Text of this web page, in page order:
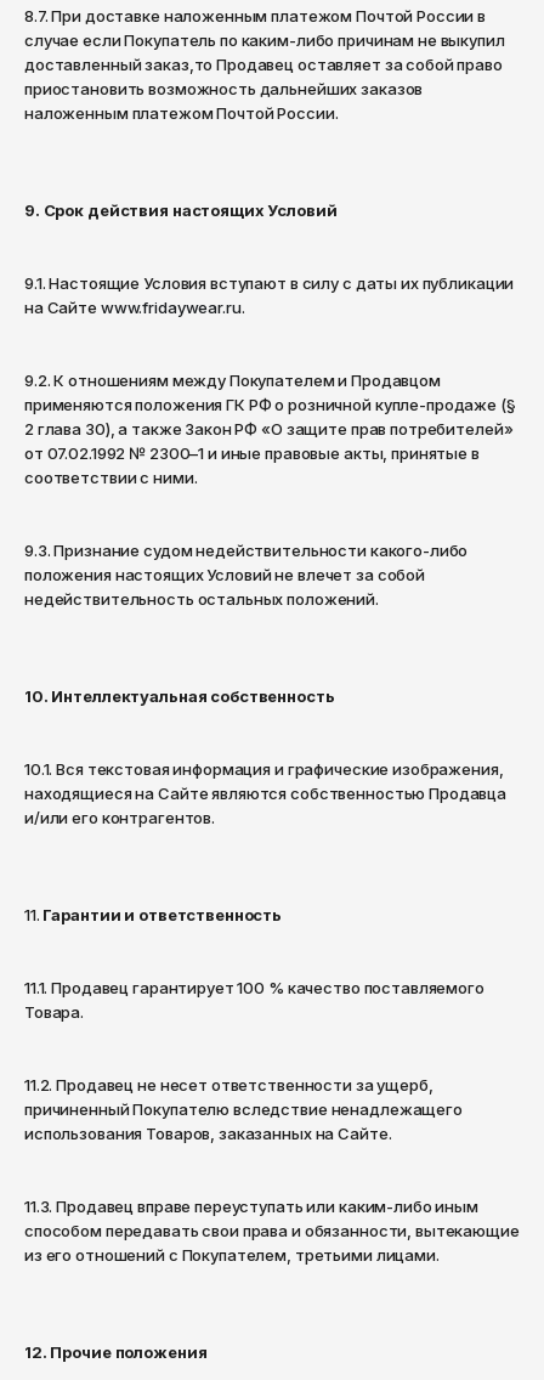
8.7. При доставке наложенным платежом Почтой России в
случае если Покупатель по каким-либо причинам не выкупил
доставленный заказ,то Продавец оставляет за собой право
приостановить возможность дальнейших заказов
наложенным платежом Почтой России.
9. Срок действия настоящих Условий
9.1. Настоящие Условия вступают в силу с даты их публикации
на Сайте www.fridaywear.ru.
9.2. К отношениям между Покупателем и Продавцом
применяются положения ГК РФ о розничной купле-продаже (§
2 глава 30), а также Закон РФ «О защите прав потребителей»
от 07.02.1992 № 2300–1 и иные правовые акты, принятые в
соответствии с ними.
9.3. Признание судом недействительности какого-либо
положения настоящих Условий не влечет за собой
недействительность остальных положений.
10. Интеллектуальная собственность
10.1. Вся текстовая информация и графические изображения,
находящиеся на Сайте являются собственностью Продавца
и/или его контрагентов.
11. Гарантии и ответственность
11.1. Продавец гарантирует 100 % качество поставляемого
Товара.
11.2. Продавец не несет ответственности за ущерб,
причиненный Покупателю вследствие ненадлежащего
использования Товаров, заказанных на Сайте.
11.3. Продавец вправе переуступать или каким-либо иным
способом передавать свои права и обязанности, вытекающие
из его отношений с Покупателем, третьими лицами.
12. Прочие положения